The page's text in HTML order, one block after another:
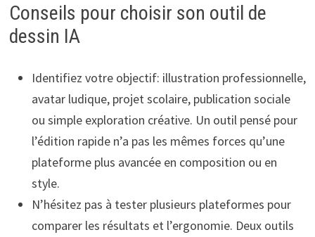
Conseils pour choisir son outil de
dessin IA
Identifiez votre objectif: illustration professionnelle,
avatar ludique, projet scolaire, publication sociale
ou simple exploration créative. Un outil pensé pour
l’édition rapide n’a pas les mêmes forces qu’une
plateforme plus avancée en composition ou en
style.
N’hésitez pas à tester plusieurs plateformes pour
comparer les résultats et l’ergonomie. Deux outils